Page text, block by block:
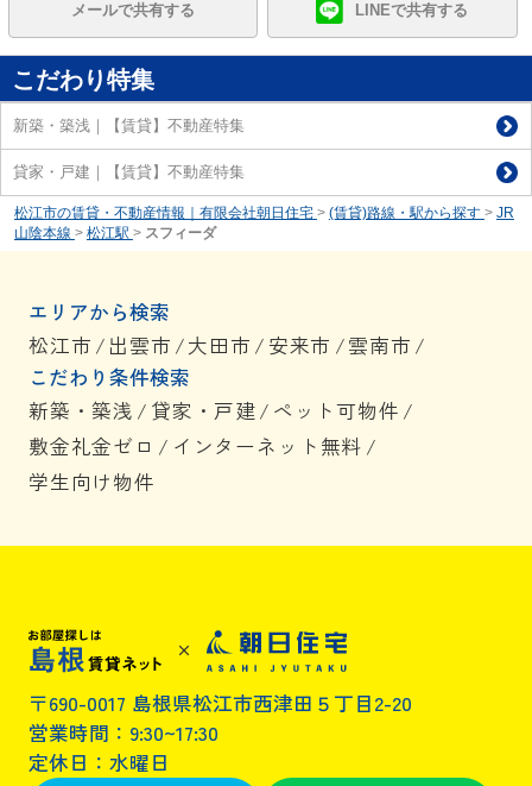
メールで共有する LINEで共有する
こだわり特集
新築・築浅｜【賃貸】不動産特集
貸家・戸建｜【賃貸】不動産特集
松江市の賃貸・不動産情報｜有限会社朝日住宅 > (賃貸)路線・駅から探す > JR
山陰本線 > 松江駅 > スフィーダ
エリアから検索
松江市 / 出雲市 /大田市 / 安来市 /雲南市 /
こだわり条件検索
新築・築浅 / 貸家・戸建/ ペット可物件 /
敷金礼金ゼロ / インターネット無料 /
学生向け物件
〒690-0017 島根県松江市西津田５丁目2-20
営業時間：9:30~17:30
定休日：水曜日